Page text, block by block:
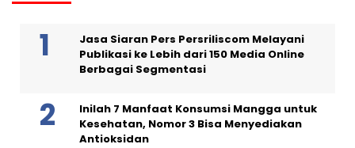
Jasa Siaran Pers Persriliscom Melayani
Publikasi ke Lebih dari 150 Media Online
Berbagai Segmentasi
Inilah 7 Manfaat Konsumsi Mangga untuk
Kesehatan, Nomor 3 Bisa Menyediakan
Antioksidan